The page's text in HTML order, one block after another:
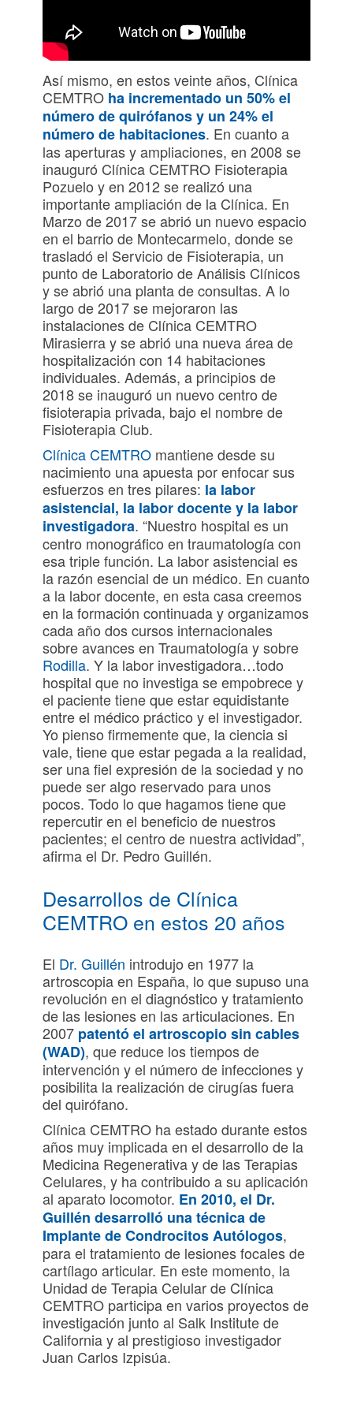
Así mismo, en estos veinte años, Clínica
CEMTRO ha incrementado un 50% el
número de quirófanos y un 24% el
número de habitaciones. En cuanto a
las aperturas y ampliaciones, en 2008 se
inauguró Clínica CEMTRO Fisioterapia
Pozuelo y en 2012 se realizó una
importante ampliación de la Clínica. En
Marzo de 2017 se abrió un nuevo espacio
en el barrio de Montecarmelo, donde se
trasladó el Servicio de Fisioterapia, un
punto de Laboratorio de Análisis Clínicos
y se abrió una planta de consultas. A lo
largo de 2017 se mejoraron las
instalaciones de Clínica CEMTRO
Mirasierra y se abrió una nueva área de
hospitalización con 14 habitaciones
individuales. Además, a principios de
2018 se inauguró un nuevo centro de
fisioterapia privada, bajo el nombre de
Fisioterapia Club.
Clínica CEMTRO mantiene desde su
nacimiento una apuesta por enfocar sus
esfuerzos en tres pilares: la labor
asistencial, la labor docente y la labor
investigadora. “Nuestro hospital es un
centro monográfico en traumatología con
esa triple función. La labor asistencial es
la razón esencial de un médico. En cuanto
a la labor docente, en esta casa creemos
en la formación continuada y organizamos
cada año dos cursos internacionales
sobre avances en Traumatología y sobre
Rodilla. Y la labor investigadora…todo
hospital que no investiga se empobrece y
el paciente tiene que estar equidistante
entre el médico práctico y el investigador.
Yo pienso firmemente que, la ciencia si
vale, tiene que estar pegada a la realidad,
ser una fiel expresión de la sociedad y no
puede ser algo reservado para unos
pocos. Todo lo que hagamos tiene que
repercutir en el beneficio de nuestros
pacientes; el centro de nuestra actividad”,
afirma el Dr. Pedro Guillén.
Desarrollos de Clínica
CEMTRO en estos 20 años
El Dr. Guillén introdujo en 1977 la
artroscopia en España, lo que supuso una
revolución en el diagnóstico y tratamiento
de las lesiones en las articulaciones. En
2007 patentó el artroscopio sin cables
(WAD), que reduce los tiempos de
intervención y el número de infecciones y
posibilita la realización de cirugías fuera
del quirófano.
Clínica CEMTRO ha estado durante estos
años muy implicada en el desarrollo de la
Medicina Regenerativa y de las Terapias
Celulares, y ha contribuido a su aplicación
al aparato locomotor. En 2010, el Dr.
Guillén desarrolló una técnica de
Implante de Condrocitos Autólogos,
para el tratamiento de lesiones focales de
cartílago articular. En este momento, la
Unidad de Terapia Celular de Clínica
CEMTRO participa en varios proyectos de
investigación junto al Salk Institute de
California y al prestigioso investigador
Juan Carlos Izpisúa.